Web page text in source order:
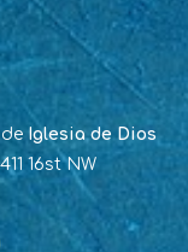
Iglesia de Dios
16st NW